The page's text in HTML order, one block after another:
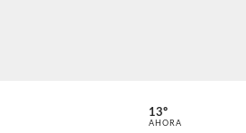
ABC CARDINAL
13º
AHORA